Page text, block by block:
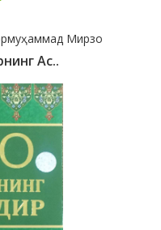
Мирзо
Ас..